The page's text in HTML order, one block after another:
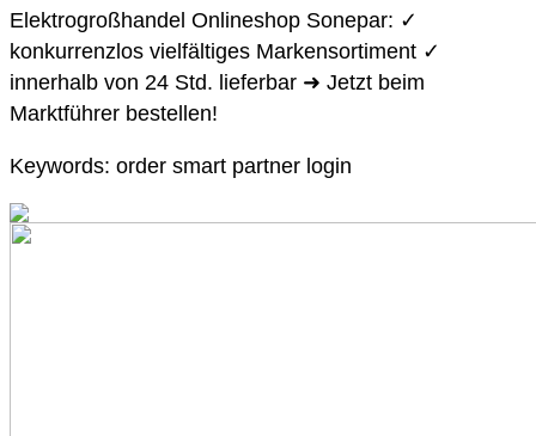
Elektrogroßhandel Onlineshop Sonepar: ✓
konkurrenzlos vielfältiges Markensortiment ✓
innerhalb von 24 Std. lieferbar ➜ Jetzt beim
Marktführer bestellen!
Keywords: order smart partner login